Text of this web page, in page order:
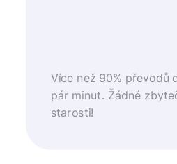
Více než 90% převodů
pár minut. Žádné
starosti!